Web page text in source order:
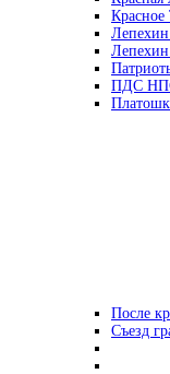
ПДС
После
Съезд